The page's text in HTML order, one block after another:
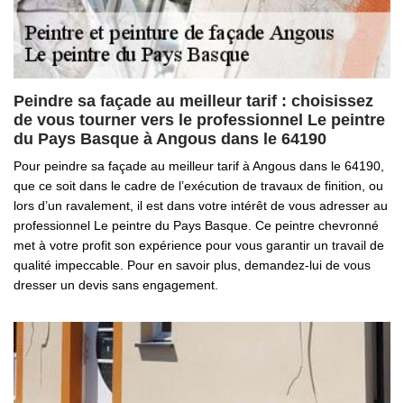
Peindre sa façade au meilleur tarif : choisissez
de vous tourner vers le professionnel Le peintre
du Pays Basque à Angous dans le 64190
Pour peindre sa façade au meilleur tarif à Angous dans le 64190,
que ce soit dans le cadre de l’exécution de travaux de finition, ou
lors d’un ravalement, il est dans votre intérêt de vous adresser au
professionnel Le peintre du Pays Basque. Ce peintre chevronné
met à votre profit son expérience pour vous garantir un travail de
qualité impeccable. Pour en savoir plus, demandez-lui de vous
dresser un devis sans engagement.